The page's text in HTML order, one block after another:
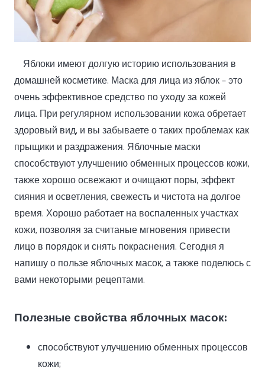
Яблоки имеют долгую историю использования в
домашней косметике. Маска для лица из яблок – это
очень эффективное средство по уходу за кожей
лица. При регулярном использовании кожа обретает
здоровый вид, и вы забываете о таких проблемах как
прыщики и раздражения. Яблочные маски
способствуют улучшению обменных процессов кожи,
также хорошо освежают и очищают поры, эффект
сияния и осветления, свежесть и чистота на долгое
время. Хорошо работает на воспаленных участках
кожи, позволяя за считаные мгновения привести
лицо в порядок и снять покраснения. Сегодня я
напишу о пользе яблочных масок, а также поделюсь с
вами некоторыми рецептами.
Полезные свойства яблочных масок:
способствуют улучшению обменных процессов
кожи;